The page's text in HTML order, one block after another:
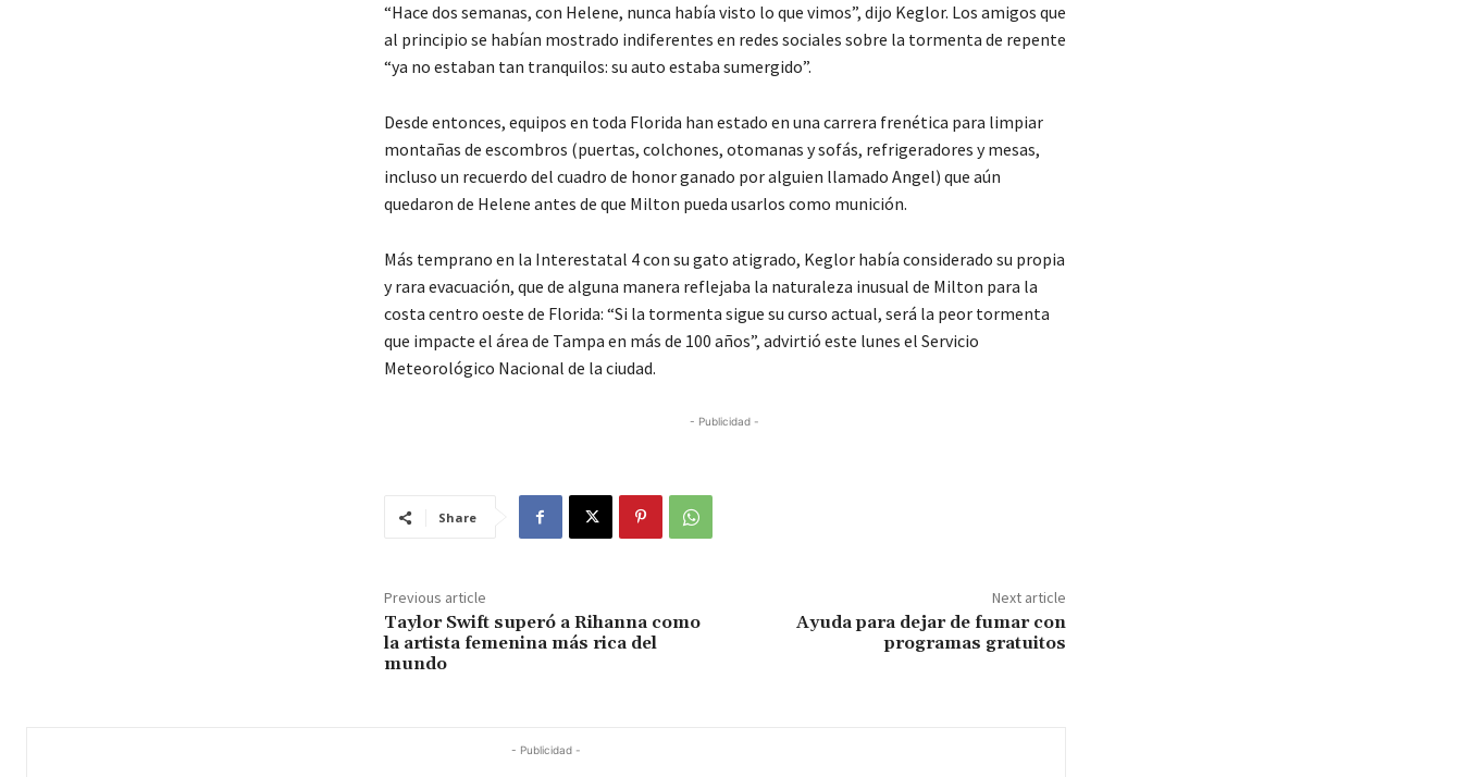
“Hace dos semanas, con Helene, nunca había visto lo que vimos”, dijo Keglor. Los amigos que
al principio se habían mostrado indiferentes en redes sociales sobre la tormenta de repente
“ya no estaban tan tranquilos: su auto estaba sumergido”.
Desde entonces, equipos en toda Florida han estado en una carrera frenética para limpiar
montañas de escombros (puertas, colchones, otomanas y sofás, refrigeradores y mesas,
incluso un recuerdo del cuadro de honor ganado por alguien llamado Angel) que aún
quedaron de Helene antes de que Milton pueda usarlos como munición.
Más temprano en la Interestatal 4 con su gato atigrado, Keglor había considerado su propia
y rara evacuación, que de alguna manera reflejaba la naturaleza inusual de Milton para la
costa centro oeste de Florida: “Si la tormenta sigue su curso actual, será la peor tormenta
que impacte el área de Tampa en más de 100 años”, advirtió este lunes el Servicio
Meteorológico Nacional de la ciudad.
- Publicidad -
Share
Previous article
Taylor Swift superó a Rihanna como
la artista femenina más rica del
mundo
Next article
Ayuda para dejar de fumar con
programas gratuitos
- Publicidad -